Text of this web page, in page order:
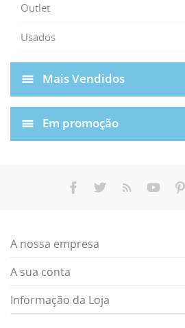
Outlet
Usados
Mais Vendidos
Em promoção
A nossa empresa
A sua conta
Informação da Loja